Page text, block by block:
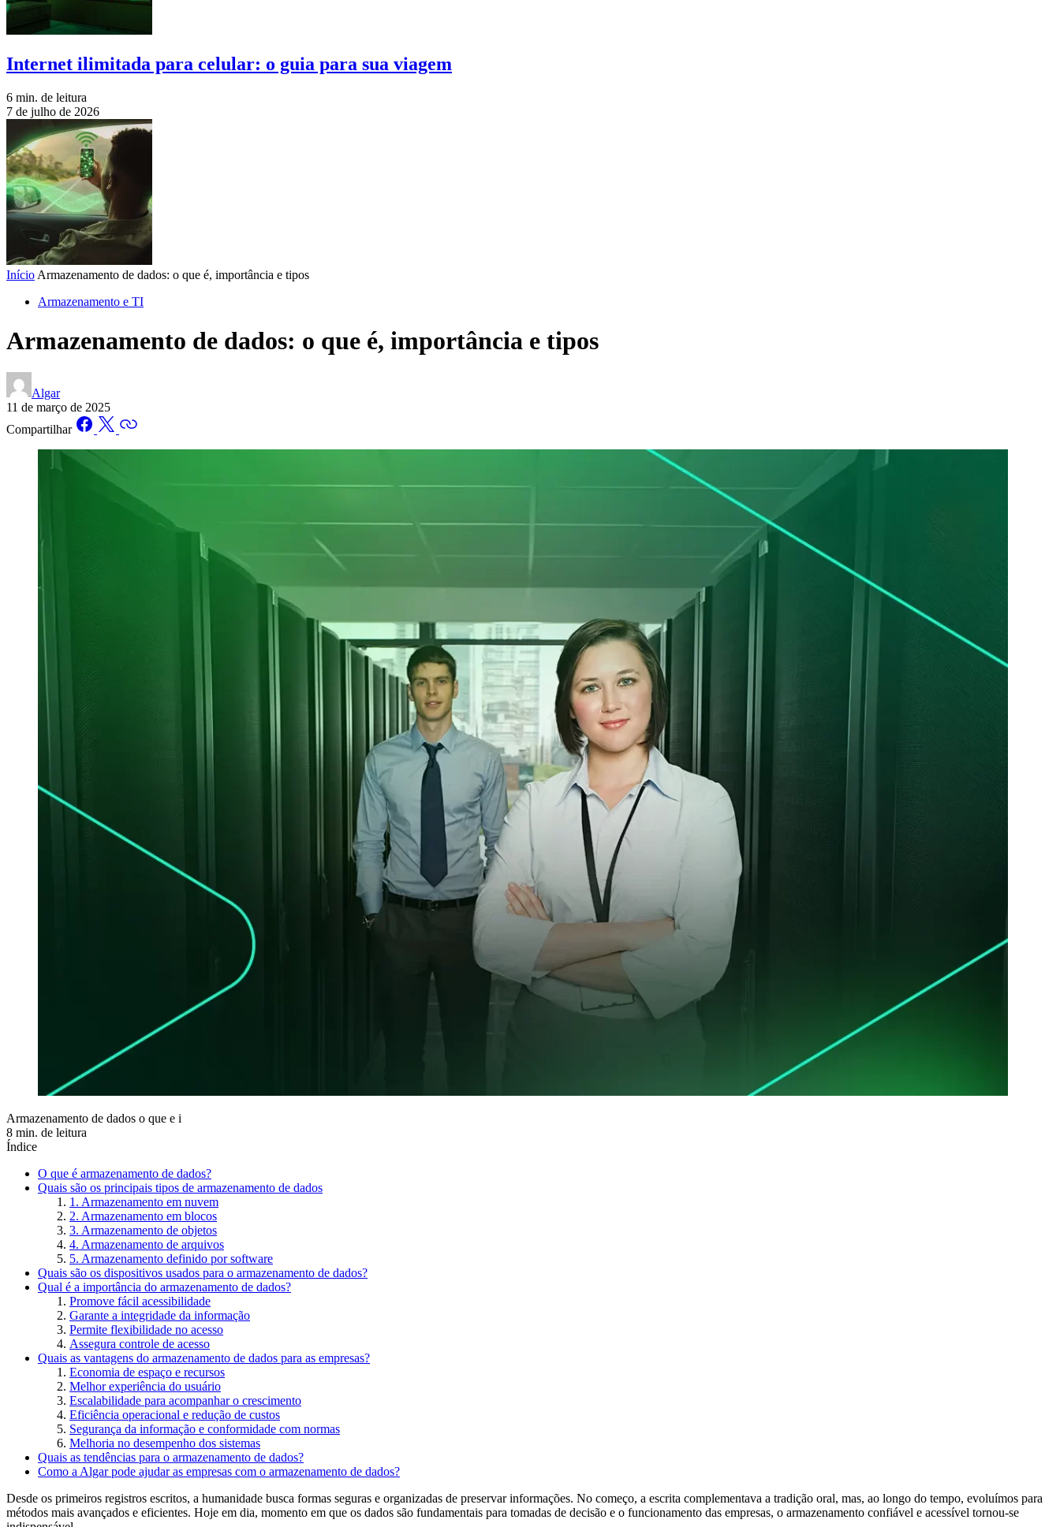
Internet ilimitada para celular: o guia para sua viagem
6 min. de leitura
7 de julho de 2026
Início Armazenamento de dados: o que é, importância e tipos
Armazenamento e TI
Armazenamento de dados: o que é, importância e tipos
Algar
11 de março de 2025
Compartilhar
Armazenamento de dados o que e i
8 min. de leitura
Índice
O que é armazenamento de dados?
Quais são os principais tipos de armazenamento de dados
1. Armazenamento em nuvem
2. Armazenamento em blocos
3. Armazenamento de objetos
4. Armazenamento de arquivos
5. Armazenamento definido por software
Quais são os dispositivos usados para o armazenamento de dados?
Qual é a importância do armazenamento de dados?
Promove fácil acessibilidade
Garante a integridade da informação
Permite flexibilidade no acesso
Assegura controle de acesso
Quais as vantagens do armazenamento de dados para as empresas?
Economia de espaço e recursos
Melhor experiência do usuário
Escalabilidade para acompanhar o crescimento
Eficiência operacional e redução de custos
Segurança da informação e conformidade com normas
Melhoria no desempenho dos sistemas
Quais as tendências para o armazenamento de dados?
Como a Algar pode ajudar as empresas com o armazenamento de dados?
Desde os primeiros registros escritos, a humanidade busca formas seguras e organizadas de preservar informações. No começo, a escrita complementava a tradição oral, mas, ao longo do tempo, evoluímos para
métodos mais avançados e eficientes. Hoje em dia, momento em que os dados são fundamentais para tomadas de decisão e o funcionamento das empresas, o armazenamento confiável e acessível tornou-se